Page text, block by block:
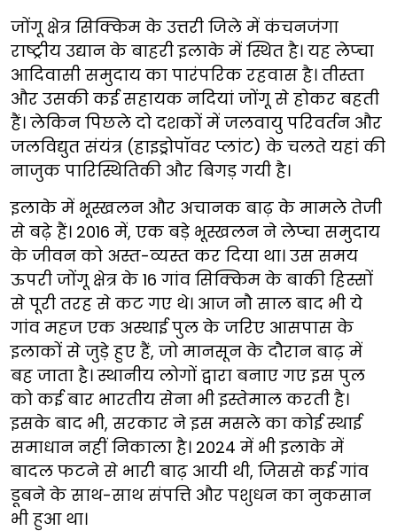
जोंगू क्षेत्र सिक्किम के उत्तरी जिले में कंचनजंगा
राष्ट्रीय उद्यान के बाहरी इलाके में स्थित है। यह लेप्चा
आदिवासी समुदाय का पारंपरिक रहवास है। तीस्ता
और उसकी कई सहायक नदियां जोंगू से होकर बहती
हैं। लेकिन पिछले दो दशकों में जलवायु परिवर्तन और
जलविद्युत संयंत्र (हाइड्रोपॉवर प्लांट) के चलते यहां की
नाजुक पारिस्थितिकी और बिगड़ गयी है।
इलाके में भूस्खलन और अचानक बाढ़ के मामले तेजी
से बढ़े हैं। 2016 में, एक बड़े भूस्खलन ने लेप्चा समुदाय
के जीवन को अस्त-व्यस्त कर दिया था। उस समय
ऊपरी जोंगू क्षेत्र के 16 गांव सिक्किम के बाकी हिस्सों
से पूरी तरह से कट गए थे। आज नौ साल बाद भी ये
गांव महज एक अस्थाई पुल के जरिए आसपास के
इलाकों से जुड़े हुए हैं, जो मानसून के दौरान बाढ़ में
बह जाता है। स्थानीय लोगों द्वारा बनाए गए इस पुल
को कई बार भारतीय सेना भी इस्तेमाल करती है।
इसके बाद भी, सरकार ने इस मसले का कोई स्थाई
समाधान नहीं निकाला है। 2024 में भी इलाके में
बादल फटने से भारी बाढ़ आयी थी, जिससे कई गांव
डूबने के साथ-साथ संपत्ति और पशुधन का नुकसान
भी हुआ था।